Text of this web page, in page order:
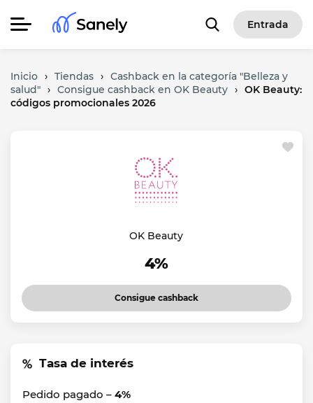
Entrada
Inicio › Tiendas › Cashback en la categoría "Belleza y
salud" › Consigue cashback en OK Beauty › OK Beauty:
códigos promocionales 2026
OK Beauty
4%
Consigue cashback
Tasa de interés
Pedido pagado – 4%